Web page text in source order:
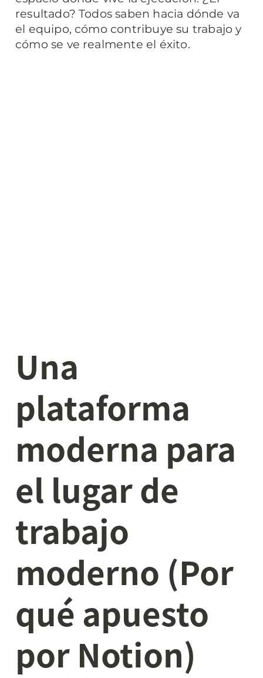
resultado? Todos saben hacia dónde va
el equipo, cómo contribuye su trabajo y
cómo se ve realmente el éxito.
Una
plataforma
moderna para
el lugar de
trabajo
moderno (Por
qué apuesto
por Notion)